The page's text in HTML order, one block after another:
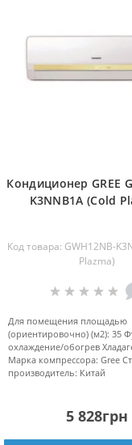
Кондиционер GREE
K3NNB1A (Cold
Код товара: GWH12NB-
Plazma)
Для помещения площадью
(ориентировочно) (м2): 35
охлаждение/обогрев
Марка компрессора: Gree
производитель: Китай
5 828грн